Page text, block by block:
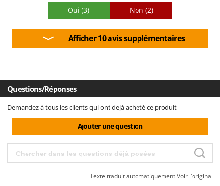
Oui (3) Non (2)
Afficher 10 avis supplémentaires
Questions/Réponses
Demandez à tous les clients qui ont dejà acheté ce produit
Ajouter une question
Texte traduit automatiquementVoir l'original